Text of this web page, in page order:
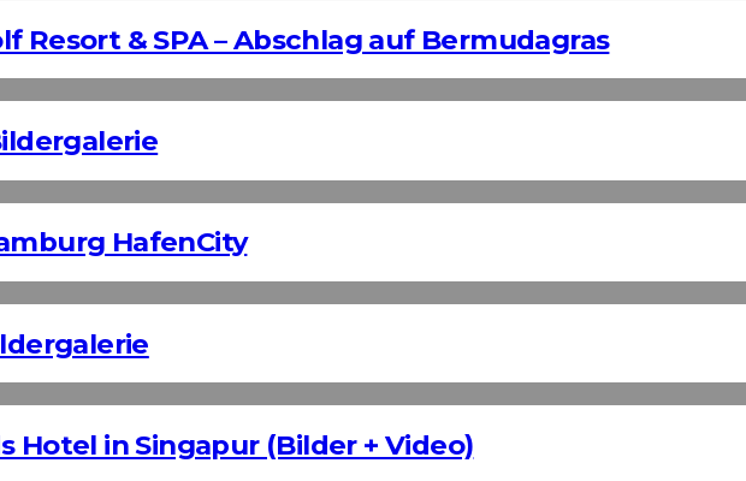
Resort & SPA – Abschlag auf Bermudagras
HafenCity
Hotel in Singapur (Bilder + Video)